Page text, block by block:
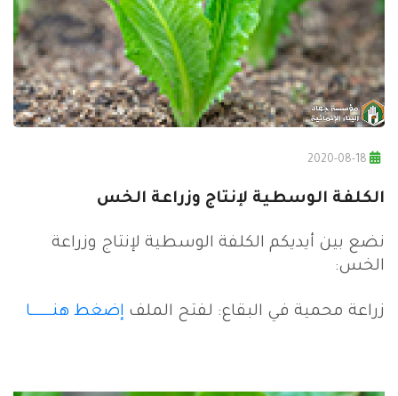
الكلفة الوسطية لإنتاج وزراعة الخس
نضع بين أيديكم الكلفة الوسطية لإنتاج وزراعة
الخس:
زراعة محمية في البقاع: لفتح الملف إضغط هنــــــــا